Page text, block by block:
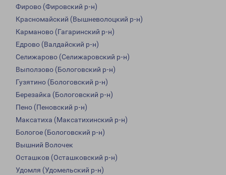
Фирово (Фировский р-н)
Красномайский (Вышневолоцкий р-н)
Карманово (Гагаринский р-н)
Едрово (Валдайский р-н)
Селижарово (Селижаровский р-н)
Выползово (Бологовский р-н)
Гузятино (Бологовский р-н)
Березайка (Бологовский р-н)
Пено (Пеновский р-н)
Максатиха (Максатихинский р-н)
Бологое (Бологовский р-н)
Вышний Волочек
Осташков (Осташковский р-н)
Удомля (Удомельский р-н)